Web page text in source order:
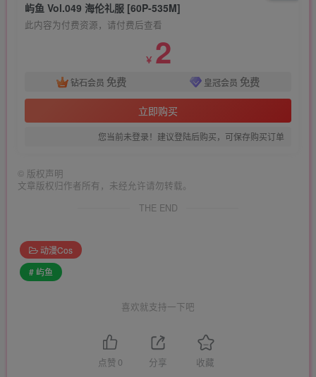
屿鱼 Vol.049 海伦礼服 [60P-535M]
此内容为付费资源，请付费后查看
￥ 2
钻石会员 免费 皇冠会员 免费
立即购买
您当前未登录！建议登陆后购买，可保存购买订单
© 版权声明
文章版权归作者所有，未经允许请勿转载。
THE END
动漫Cos
# 屿鱼
喜欢就支持一下吧
点赞 0 分享 收藏